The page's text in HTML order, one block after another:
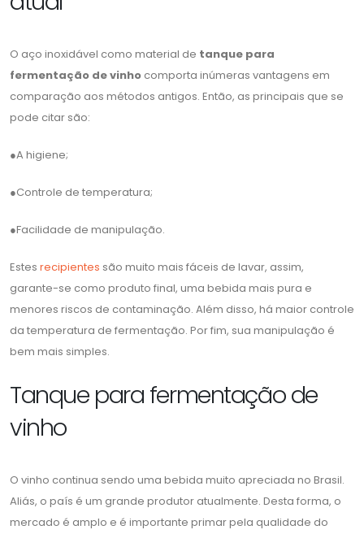
O aço inoxidável como material de tanque para
fermentação de vinho comporta inúmeras vantagens em
comparação aos métodos antigos. Então, as principais que se
pode citar são:
●A higiene;
●Controle de temperatura;
●Facilidade de manipulação.
Estes recipientes são muito mais fáceis de lavar, assim,
garante-se como produto final, uma bebida mais pura e
menores riscos de contaminação. Além disso, há maior controle
da temperatura de fermentação. Por fim, sua manipulação é
bem mais simples.
Tanque para fermentação de
vinho
O vinho continua sendo uma bebida muito apreciada no Brasil.
Aliás, o país é um grande produtor atualmente. Desta forma, o
mercado é amplo e é importante primar pela qualidade do